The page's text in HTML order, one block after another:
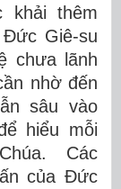
khải thêm
Giê-su
chưa lãnh
nhờ đến
sâu vào
hiểu mỗi
Các
của Đức